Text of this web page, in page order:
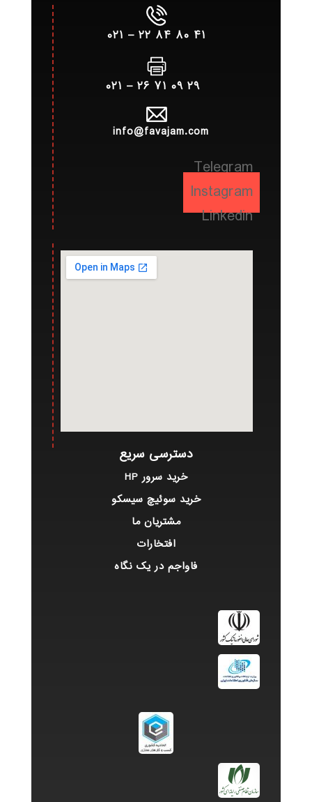
۴۱ ۸۰ ۸۴ ۲۲ – ۰۲۱
۲۹ ۰۹ ۷۱ ۲۶ – ۰۲۱
info@favajam.com
Telegram
Instagram
Linkedin
دسترسی سریع
خرید سرور HP
خرید سوئیچ سیسکو
مشتریان ما
افتخارات
فاواجم در یک نگاه